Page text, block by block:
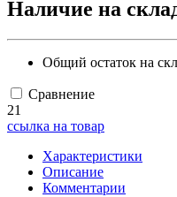
Наличие на
Общий остаток на
Сравнение
21
ссылка на товар
Характеристики
Описание
Комментарии